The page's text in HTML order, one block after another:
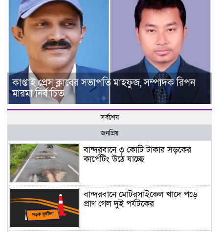
কাপ্তাই প্রেস ক্লাবের সভাপতি মাহফুজ, সম্পাদক রিপন
মারমা নির্বাচিত
সর্বশেষ
জনপ্রিয়
বান্দরবানে ৩ কোটি টাকার সড়কের
কার্পেটিং উঠে যাচ্ছে
বান্দরবানে মোটরসাইকেল খাদে পড়ে
প্রাণ গেল দুই পর্যটকের